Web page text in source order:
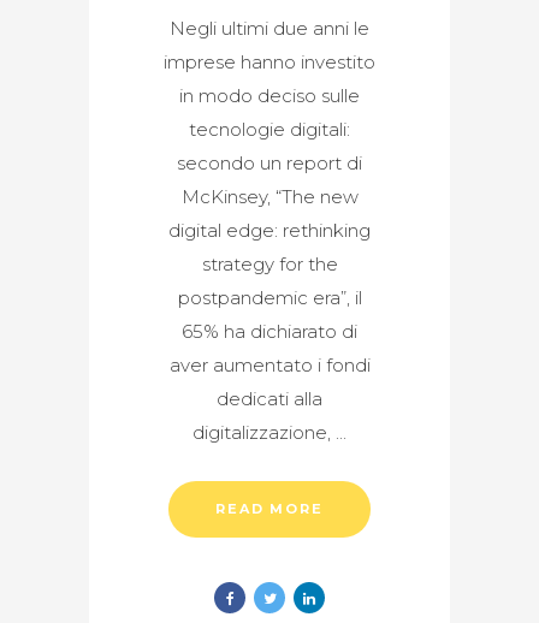
Negli ultimi due anni le
imprese hanno investito
in modo deciso sulle
tecnologie digitali:
secondo un report di
McKinsey, “The new
digital edge: rethinking
strategy for the
postpandemic era”, il
65% ha dichiarato di
aver aumentato i fondi
dedicati alla
digitalizzazione,
READ MORE